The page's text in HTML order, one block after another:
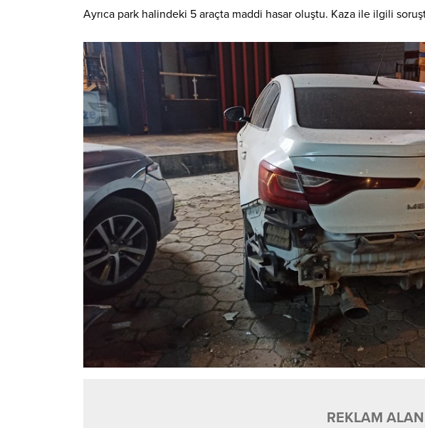
Ayrıca park halindeki 5 araçta maddi hasar oluştu. Kaza ile ilgili
REKLAM